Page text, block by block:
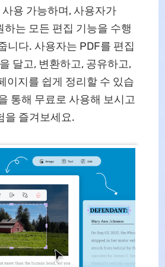
사용 가능하며, 사용자가
하는 모든 편집 기능을 수행
니다. 사용자는 PDF를 편집
달고, 변환하고, 공유하고,
이지를 쉽게 정리할 수 있습
통해 무료로 사용해 보시고
을 즐겨보세요.